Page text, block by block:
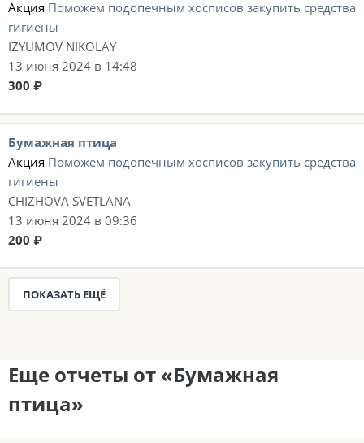
Акция Поможем подопечным хосписов закупить средства
гигиены
IZYUMOV NIKOLAY
13 июня 2024 в 14:48
300 ₽
Бумажная птица
Акция Поможем подопечным хосписов закупить средства
гигиены
CHIZHOVA SVETLANA
13 июня 2024 в 09:36
200 ₽
ПОКАЗАТЬ ЕЩЁ
Еще отчеты от «Бумажная
птица»